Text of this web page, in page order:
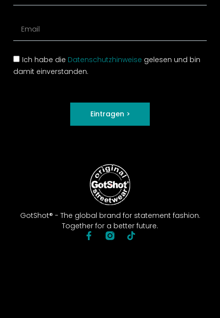
GotShot® - The global brand for statement fashion.
Together for a better future.
Ich habe die Datenschutzhinweise gelesen und bin
damit einverstanden.
Eintragen >